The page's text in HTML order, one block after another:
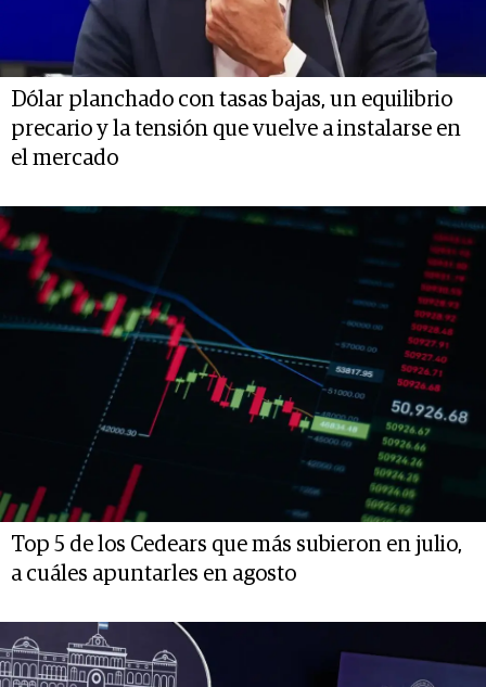
Dólar planchado con tasas bajas, un equilibrio
precario y la tensión que vuelve a instalarse en
el mercado
Top 5 de los Cedears que más subieron en julio,
a cuáles apuntarles en agosto